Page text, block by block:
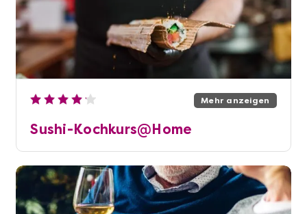
Mehr anzeigen
Sushi-Kochkurs@Home